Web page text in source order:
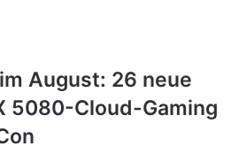
August: 26 neue
5080-Cloud-Gaming